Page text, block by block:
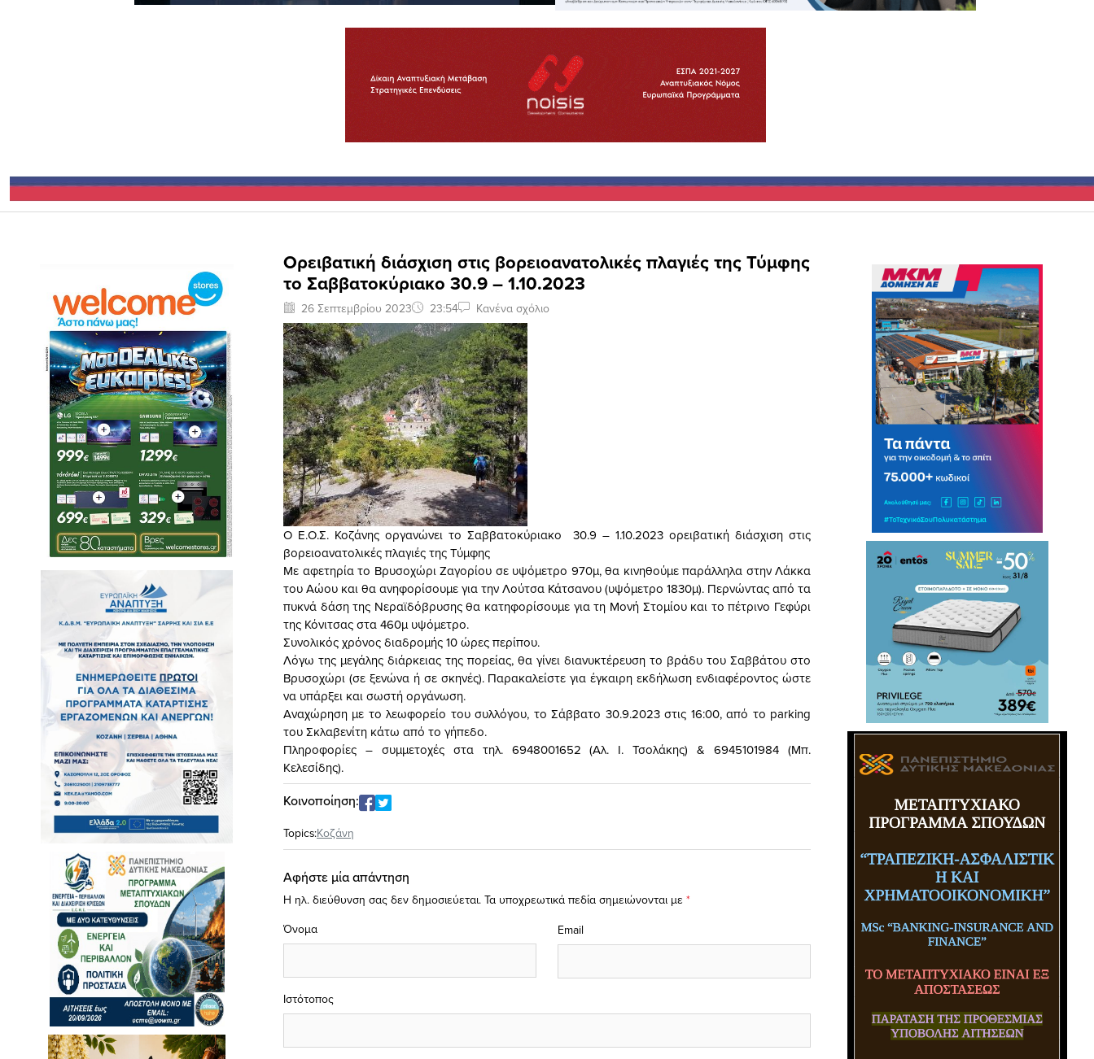
Ορειβατική διάσχιση στις βορειοανατολικές πλαγιές της Τύμφης
το Σαββατοκύριακο 30.9 – 1.10.2023
26 Σεπτεμβρίου 2023 23:54 Κανένα σχόλιο
Ο Ε.Ο.Σ. Κοζάνης οργανώνει το Σαββατοκύριακο 30.9 – 1.10.2023 ορειβατική διάσχιση στις
βορειοανατολικές πλαγιές της Τύμφης
Με αφετηρία το Βρυσοχώρι Ζαγορίου σε υψόμετρο 970μ, θα κινηθούμε παράλληλα στην Λάκκα
του Αώου και θα ανηφορίσουμε για την Λούτσα Κάτσανου (υψόμετρο 1830μ). Περνώντας από τα
πυκνά δάση της Νεραϊδόβρυσης θα κατηφορίσουμε για τη Μονή Στομίου και το πέτρινο Γεφύρι
της Κόνιτσας στα 460μ υψόμετρο.
Συνολικός χρόνος διαδρομής 10 ώρες περίπου.
Λόγω της μεγάλης διάρκειας της πορείας, θα γίνει διανυκτέρευση το βράδυ του Σαββάτου στο
Βρυσοχώρι (σε ξενώνα ή σε σκηνές). Παρακαλείστε για έγκαιρη εκδήλωση ενδιαφέροντος ώστε
να υπάρξει και σωστή οργάνωση.
Αναχώρηση με το λεωφορείο του συλλόγου, το Σάββατο 30.9.2023 στις 16:00, από το parking
του Σκλαβενίτη κάτω από το γήπεδο.
Πληροφορίες – συμμετοχές στα τηλ. 6948001652 (Αλ. Ι. Τσολάκης) & 6945101984 (Μπ.
Κελεσίδης).
Κοινοποίηση:
Topics:Κοζάνη
Αφήστε μία απάντηση
Η ηλ. διεύθυνση σας δεν δημοσιεύεται. Τα υποχρεωτικά πεδία σημειώνονται με *
Όνομα Email
Ιστότοπος